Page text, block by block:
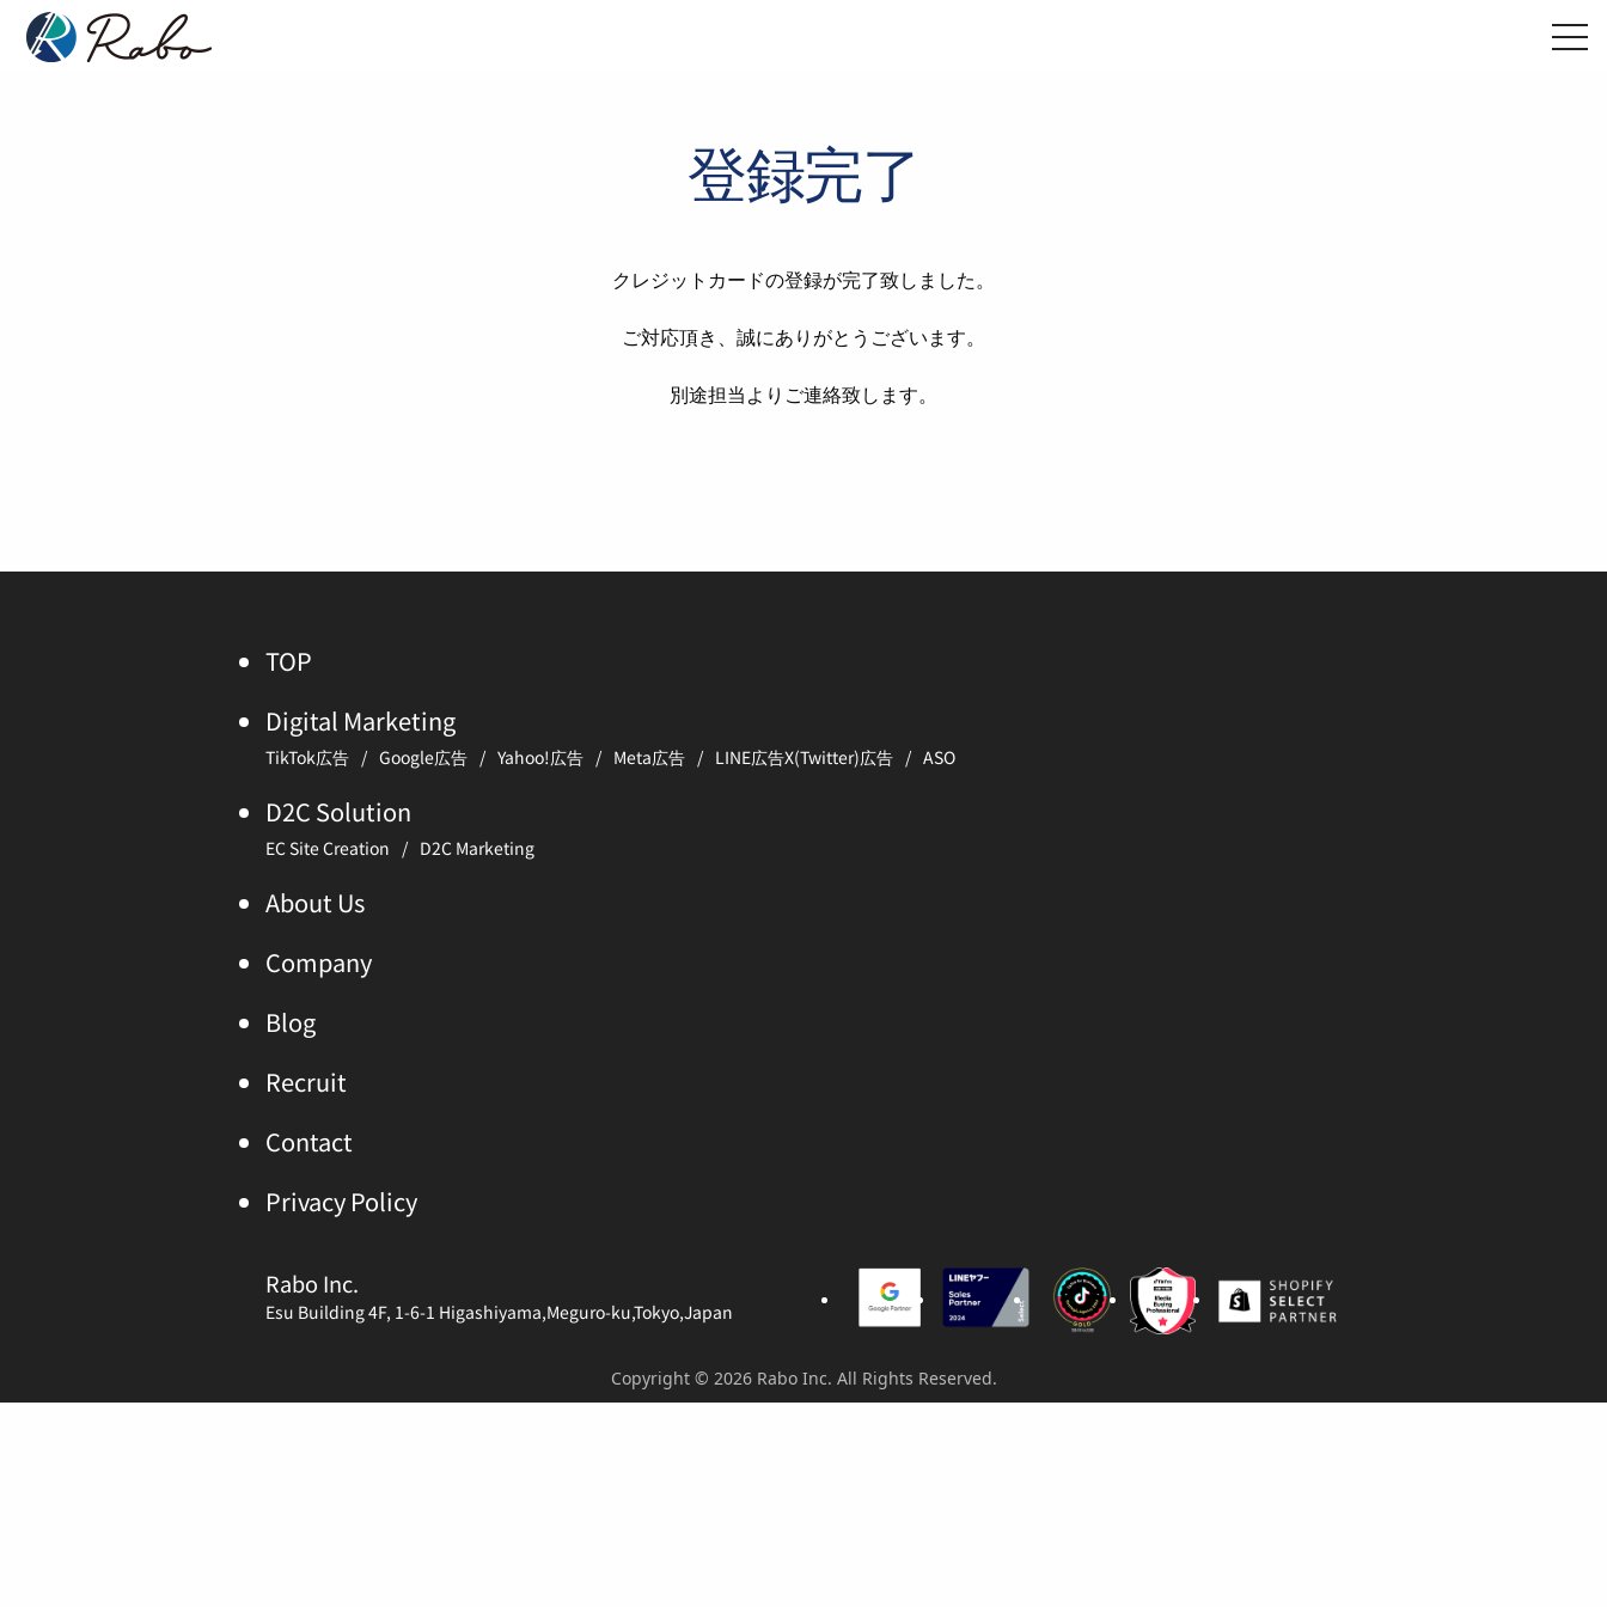
登録完了
クレジットカードの登録が完了致しました。
ご対応頂き、誠にありがとうございます。
別途担当よりご連絡致します。
TOP
Digital Marketing
TikTok広告 Google広告 Yahoo!広告 Meta広告 LINE広告X(Twitter)広告 ASO
D2C Solution
EC Site Creation D2C Marketing
About Us
Company
Blog
Recruit
Contact
Privacy Policy
Rabo Inc.
Esu Building 4F, 1-6-1 Higashiyama,Meguro-ku,Tokyo,Japan
Copyright © 2026 Rabo Inc. All Rights Reserved.